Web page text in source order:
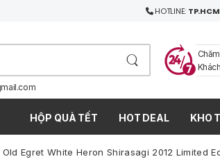
HOTLINE:
HỘP QUÀ TẾT HOT DEAL KHO
Egret White Heron Shirasagi 2012 Limited